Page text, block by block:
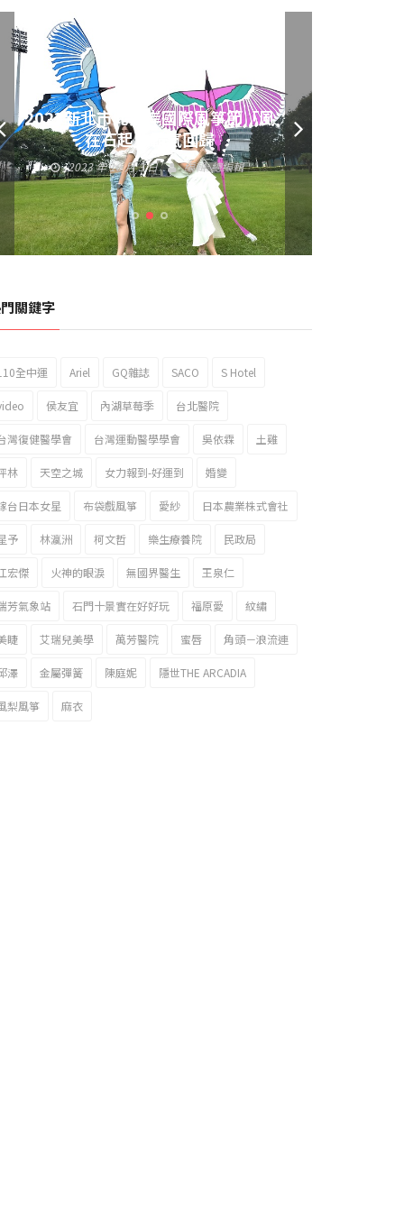
黃偉哲發放武聖夜市加碼夜市消費
券 呼籲做好登革熱防疫
2023 年 9 月 23 日 編輯:總編輯
關鍵字
全中運 Ariel GQ雜誌 SACO S Hotel
侯友宜 內湖草莓季 台北醫院
灣復健醫學會 台灣運動醫學學會 吳依霖 土雞
林 天空之城 女力報到-好運到 婚變
台日本女星 布袋戲風箏 愛紗 日本農業株式會社
予 林瀛洲 柯文哲 樂生療養院 民政局
宏傑 火神的眼淚 無國界醫生 王泉仁
芳氣象站 石門十景實在好好玩 福原愛 紋繡
睫 艾瑞兒美學 萬芳醫院 蜜唇 角頭－浪流連
澤 金屬彈簧 陳庭妮 隱世THE ARCADIA
梨風箏 麻衣